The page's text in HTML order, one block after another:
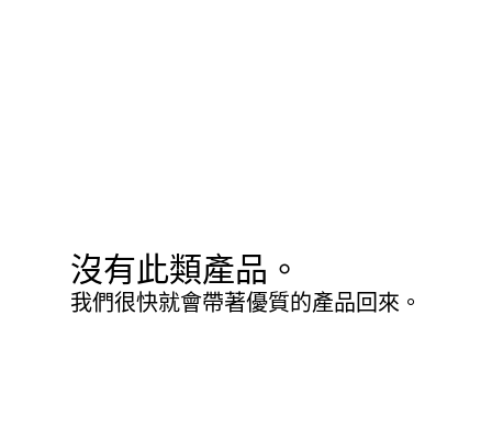
沒有此類產品。
我們很快就會帶著優質的產品回來。